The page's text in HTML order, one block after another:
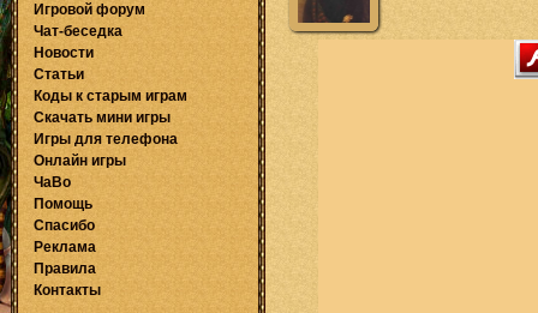
Игровой форум
Чат-беседка
Новости
Статьи
Коды к старым играм
Скачать мини игры
Игры для телефона
Онлайн игры
ЧаВо
Помощь
Спасибо
Реклама
Правила
Контакты